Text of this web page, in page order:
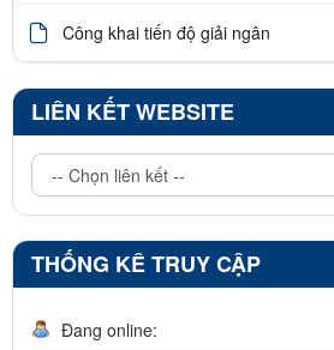
Công khai tiến độ giải ngân
LIÊN KẾT WEBSITE
THỐNG KÊ TRUY CẬP
Đang online: